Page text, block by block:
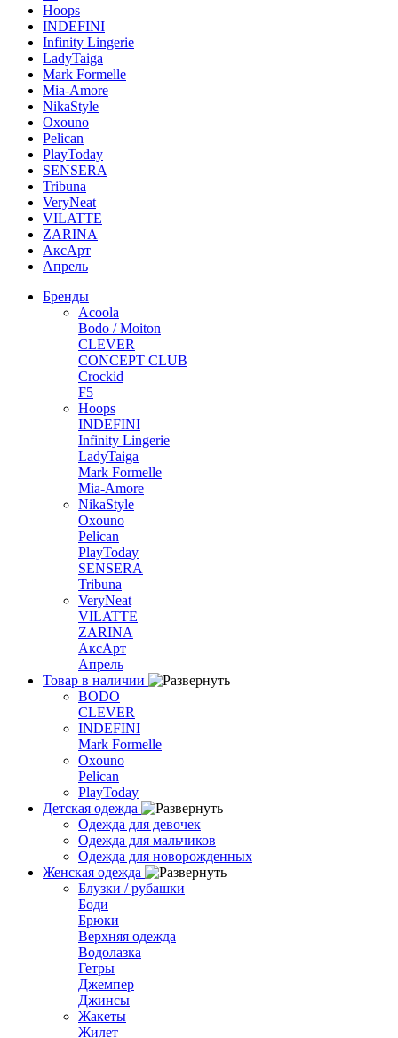
Hoops
INDEFINI
Infinity Lingerie
LadyTaiga
Mark Formelle
Mia-Amore
NikaStyle
Oxouno
Pelican
PlayToday
SENSERA
Tribuna
VeryNeat
VILATTE
ZARINA
АксАрт
Апрель
Бренды
Acoola
Bodo / Moiton
CLEVER
CONCEPT CLUB
Crockid
F5
Hoops
INDEFINI
Infinity Lingerie
LadyTaiga
Mark Formelle
Mia-Amore
NikaStyle
Oxouno
Pelican
PlayToday
SENSERA
Tribuna
VeryNeat
VILATTE
ZARINA
АксАрт
Апрель
Товар в наличии
BODO
CLEVER
INDEFINI
Mark Formelle
Oxouno
Pelican
PlayToday
Детская одежда
Одежда для девочек
Одежда для мальчиков
Одежда для новорожденных
Женская одежда
Блузки / рубашки
Боди
Брюки
Верхняя одежда
Водолазка
Гетры
Джемпер
Джинсы
Жакеты
Жилет